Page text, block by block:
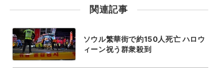
関連記事
ソウル繁華街で約150人死亡 ハロウ
ィーン祝う群衆殺到